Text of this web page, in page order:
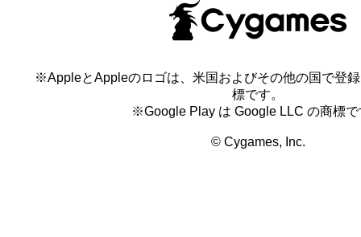
※AppleとAppleのロゴは、米国およびその他の国で登
標です。
※Google Play は Google LLC の商標で
© Cygames, Inc.